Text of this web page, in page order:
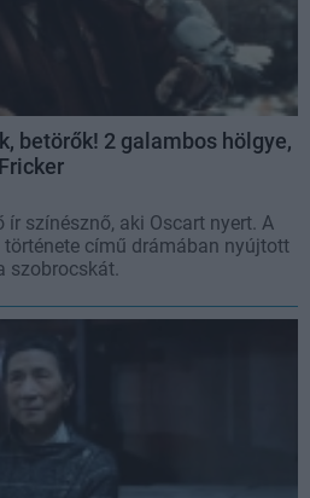
betörők! 2 galambos hölgye,
ír színésznő, aki Oscart nyert. A
című drámában nyújtott
szobrocskát.